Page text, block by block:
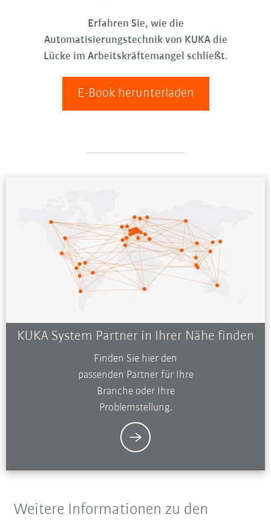
Erfahren Sie, wie die
Automatisierungstechnik von KUKA die
Lücke im Arbeitskräftemangel schließt.
E-Book herunterladen
KUKA System Partner in Ihrer Nähe finden
Finden Sie hier den
passenden Partner für Ihre
Branche oder Ihre
Problemstellung.
Weitere Informationen zu den